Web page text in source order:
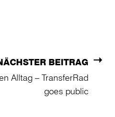
BEITRAG
Alltag – TransferRad
goes public